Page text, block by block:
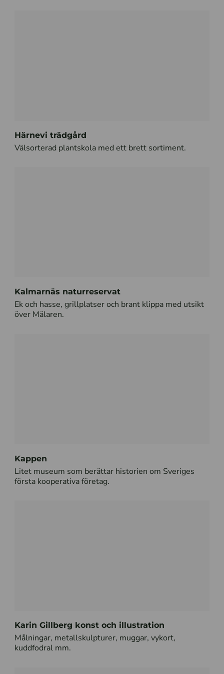
Härnevi trädgård
Välsorterad plantskola med ett brett sortiment.
Kalmarnäs naturreservat
Ek och hasse, grillplatser och brant klippa med utsikt
över Mälaren.
Kappen
Litet museum som berättar historien om Sveriges
första kooperativa företag.
Karin Gillberg konst och illustration
Målningar, metallskulpturer, muggar, vykort,
kuddfodral mm.